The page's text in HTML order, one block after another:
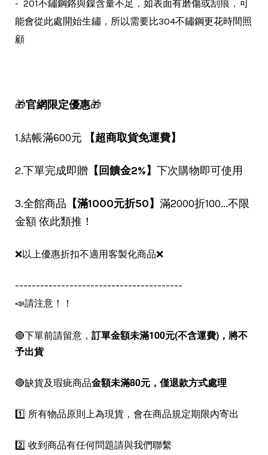
- 201不鏽鋼鉻與鎳含量不足 ， 如表面有磨傷或刮痕 ， 可
能會從此處開始生鏽 ， 所以需要比304不鏽鋼更花時間照
顧
🎁官網限定優惠🎁
1.結帳滿600元 【超商取貨免運費】
2.下單完成即贈 【回饋金2%】 下次購物即可使用
3.全館商品 【滿1000元折50】 滿2000折100...不限
金額 依此類推！
❌以上優惠折扣不適用客製化商品❌
----------------------------------------
📣請注意！！
🔴下單前請留意， 訂單金額未滿100元(不含運費)， 將不
予出貨
🔴缺貨及瑕疵商品金額未滿80元，僅退款方式處理
1️⃣ 所有物品原則上為現貨，會在商品規定期限內寄出
2️⃣ 收到商品有任何問題請與我們聯繫